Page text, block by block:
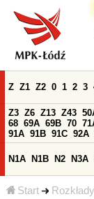
Start
Z Z1 Z2 0 1 2 3
Z3 Z6 Z13 Z43
68 69A 69B 70
91A 91B 91C 92A
N1A N1B N2 N3A